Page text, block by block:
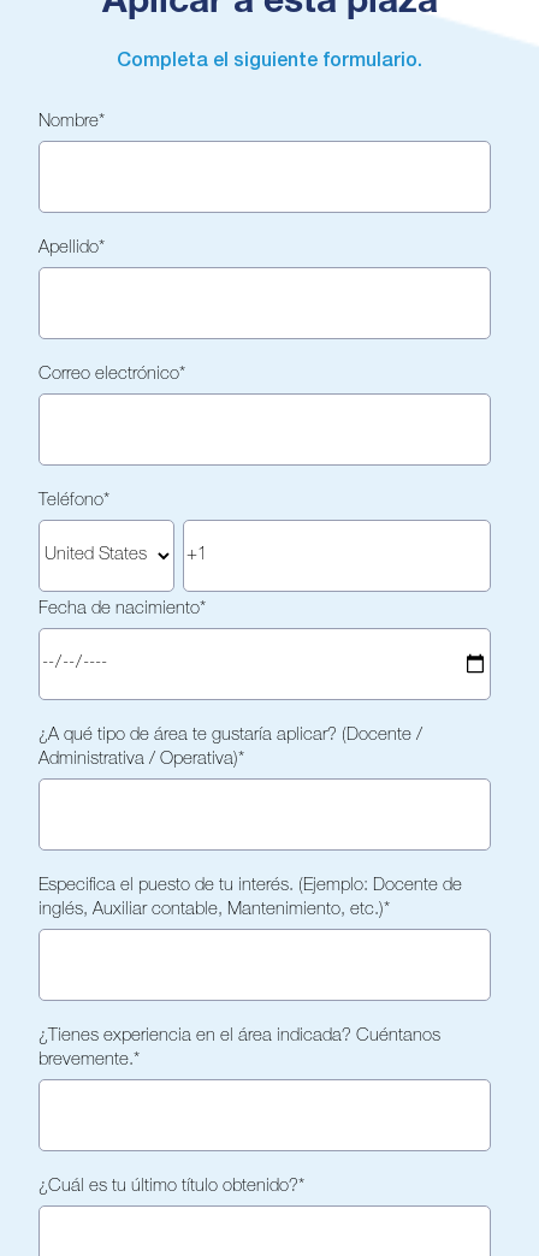
Completa el siguiente formulario.
Nombre*
Apellido*
Correo electrónico*
Teléfono*
Fecha de nacimiento*
¿A qué tipo de área te gustaría aplicar? (Docente /
Administrativa / Operativa)*
Especifica el puesto de tu interés. (Ejemplo: Docente de
inglés, Auxiliar contable, Mantenimiento, etc.)*
¿Tienes experiencia en el área indicada? Cuéntanos
brevemente.*
¿Cuál es tu último título obtenido?*